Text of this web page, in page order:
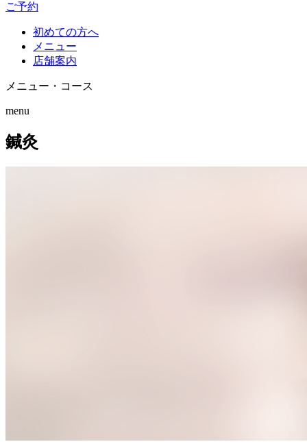
ご予約
初めての方へ
メニュー
店舗案内
メニュー・コース
menu
鍼灸